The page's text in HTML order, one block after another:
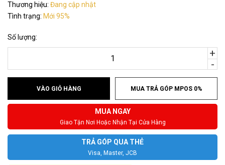
Thương hiệu: Đang cập nhật
Tình trạng: Mới 95%
Số lượng:
-
+
VÀO GIỎ HÀNG MUA TRẢ GÓP MPOS 0%
MUA NGAY
Giao Tận Nơi Hoặc Nhận Tại Cửa Hàng
TRẢ GÓP QUA THẺ
Visa, Master, JCB